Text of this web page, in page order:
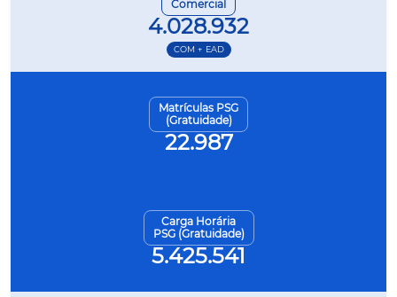
Comercial
4.028.932
COM + EAD
Matrículas PSG
(Gratuidade)
22.987
Carga Horária
PSG (Gratuidade)
5.425.541